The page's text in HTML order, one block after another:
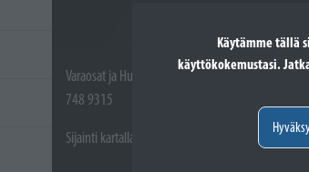
Käytämme tällä
käyttökokemustasi.
Varaosat ja Huoltotöiden vastaanotto: (02)
748 9315
Sijainti kartalla